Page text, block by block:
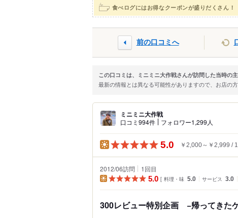
食べログにはお得なクーポンが盛りだくさん！
前の口コミへ
この口コミは、ミニミニ大作戦さんが訪問した当時の
最新の情報とは異なる可能性がありますので、お店の
ミニミニ大作戦
口コミ994件 フォロワー1,299人
5.0 ￥2,000～￥2,999
2012/06訪問 1回目
5.0
料理・味 5.0 サービス 3.0
300レビュー特別企画 −帰ってきた